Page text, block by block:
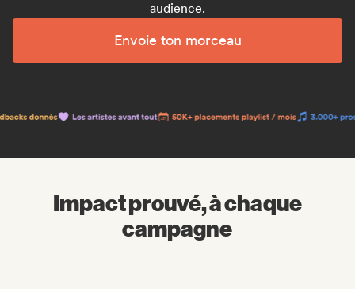
audience.
Envoie ton morceau
Impact prouvé, à chaque
campagne